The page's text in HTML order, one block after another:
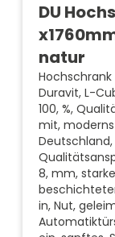
DU
natur
Hochschrank
Duravit, L-
100, %,
mit,
8, mm,
in, Nut,